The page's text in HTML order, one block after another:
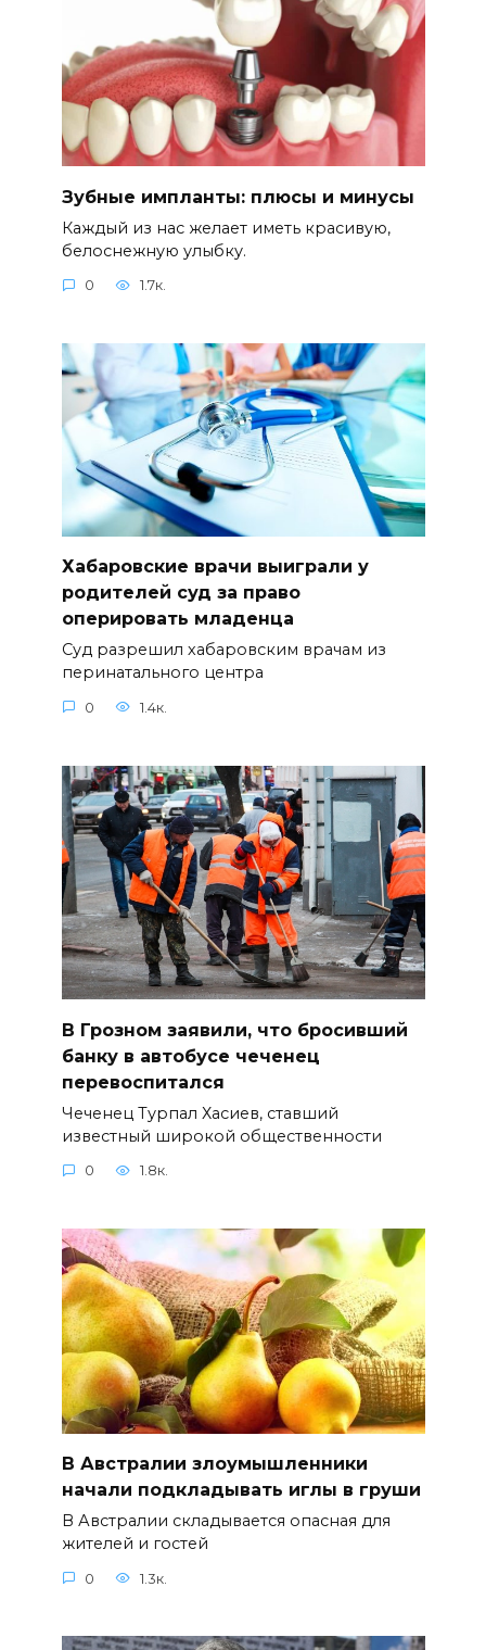
Зубные импланты: плюсы и минусы
Каждый из нас желает иметь красивую,
белоснежную улыбку.
0 1.7к.
Хабаровские врачи выиграли у
родителей суд за право
оперировать младенца
Суд разрешил хабаровским врачам из
перинатального центра
0 1.4к.
В Грозном заявили, что бросивший
банку в автобусе чеченец
перевоспитался
Чеченец Турпал Хасиев, ставший
известный широкой общественности
0 1.8к.
В Австралии злоумышленники
начали подкладывать иглы в груши
В Австралии складывается опасная для
жителей и гостей
0 1.3к.